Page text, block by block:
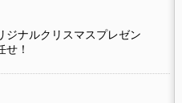
ジナルクリスマスプレゼン
！